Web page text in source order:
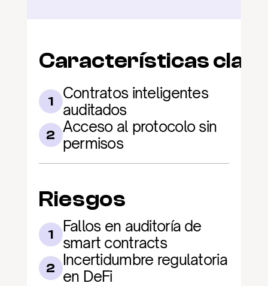
Características
1
Contratos inteligentes
auditados
2 Acceso al protocolo sin
permisos
Riesgos
1
Fallos en auditoría de
smart contracts
2 Incertidumbre regulatoria
en DeFi